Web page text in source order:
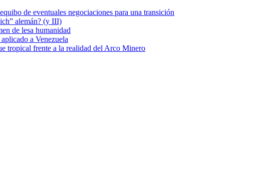
de eventuales negociaciones para una transición
alemán? (y III)
de lesa humanidad
a Venezuela
tropical frente a la realidad del Arco Minero